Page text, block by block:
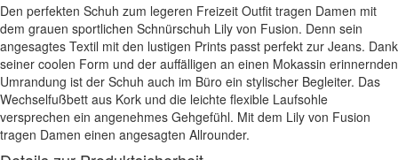
Den perfekten Schuh zum legeren Freizeit Outfit tragen Damen mit
dem grauen sportlichen Schnürschuh Lily von Fusion. Denn sein
angesagtes Textil mit den lustigen Prints passt perfekt zur Jeans. Dank
seiner coolen Form und der auffälligen an einen Mokassin erinnernden
Umrandung ist der Schuh auch im Büro ein stylischer Begleiter. Das
Wechselfußbett aus Kork und die leichte flexible Laufsohle
versprechen ein angenehmes Gehgefühl. Mit dem Lily von Fusion
tragen Damen einen angesagten Allrounder.